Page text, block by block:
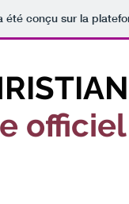
été conçu sur la
officiel